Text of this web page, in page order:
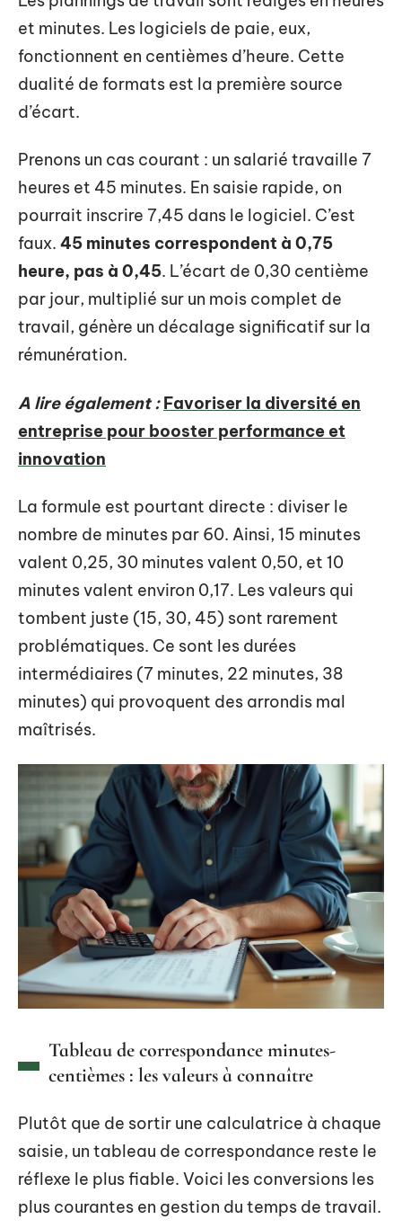
et minutes. Les logiciels de paie, eux,
fonctionnent en centièmes d’heure. Cette
dualité de formats est la première source
d’écart.
Prenons un cas courant : un salarié travaille 7
heures et 45 minutes. En saisie rapide, on
pourrait inscrire 7,45 dans le logiciel. C’est
faux. 45 minutes correspondent à 0,75
heure, pas à 0,45. L’écart de 0,30 centième
par jour, multiplié sur un mois complet de
travail, génère un décalage significatif sur la
rémunération.
A lire également : Favoriser la diversité en
entreprise pour booster performance et
innovation
La formule est pourtant directe : diviser le
nombre de minutes par 60. Ainsi, 15 minutes
valent 0,25, 30 minutes valent 0,50, et 10
minutes valent environ 0,17. Les valeurs qui
tombent juste (15, 30, 45) sont rarement
problématiques. Ce sont les durées
intermédiaires (7 minutes, 22 minutes, 38
minutes) qui provoquent des arrondis mal
maîtrisés.
Tableau de correspondance minutes-
centièmes : les valeurs à connaître
Plutôt que de sortir une calculatrice à chaque
saisie, un tableau de correspondance reste le
réflexe le plus fiable. Voici les conversions les
plus courantes en gestion du temps de travail.